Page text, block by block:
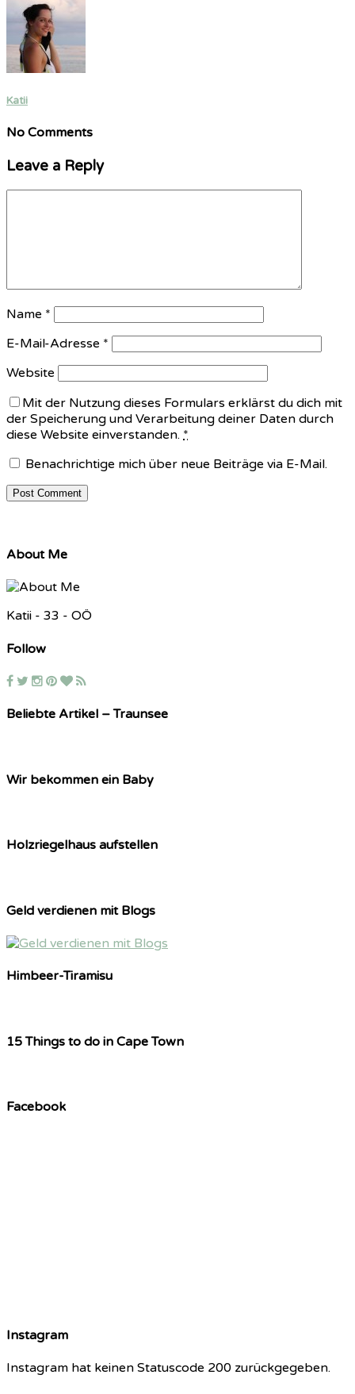
Katii
No Comments
Leave a Reply
Name *
E-Mail-Adresse *
Website
Mit der Nutzung dieses Formulars erklärst du dich mit
der Speicherung und Verarbeitung deiner Daten durch
diese Website einverstanden. *
Benachrichtige mich über neue Beiträge via E-Mail.
About Me
Katii - 33 - OÖ
Follow
Beliebte Artikel – Traunsee
Wir bekommen ein Baby
Holzriegelhaus aufstellen
Geld verdienen mit Blogs
Himbeer-Tiramisu
15 Things to do in Cape Town
Facebook
Instagram
Instagram hat keinen Statuscode 200 zurückgegeben.